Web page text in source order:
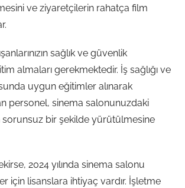
ve ziyaretçilerin rahatça film
sağlık ve güvenlik
almaları gerekmektedir. İş sağlığı ve
uygun eğitimler alınarak
personel, sinema salonunuzdaki
sorunsuz bir şekilde yürütülmesine
2024 yılında sinema salonu
için lisanslara ihtiyaç vardır. İşletme